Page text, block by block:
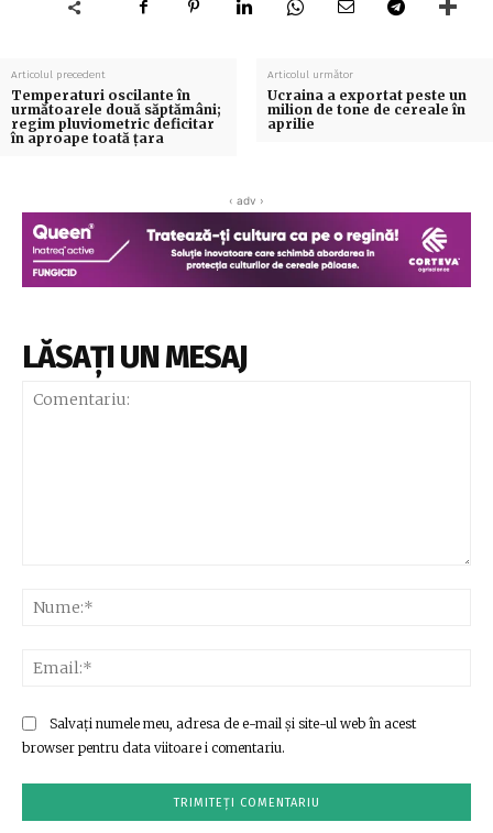
Articolul precedent
Temperaturi oscilante în
următoarele două săptămâni;
regim pluviometric deficitar
în aproape toată ţara
Articolul următor
Ucraina a exportat peste un
milion de tone de cereale în
aprilie
‹ adv ›
LĂSAȚI UN MESAJ
Salvați numele meu, adresa de e-mail și site-ul web în acest
browser pentru data viitoare i comentariu.